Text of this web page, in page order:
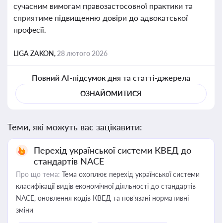
сучасним вимогам правозастосовної практики та
сприятиме підвищенню довіри до адвокатської
професії.
LIGA ZAKON, 28 лютого 2026
Повний AI-підсумок дня та статті-джерела
ОЗНАЙОМИТИСЯ
Теми, які можуть вас зацікавити:
Перехід української системи КВЕД до
стандартів NACE
Про що тема: Тема охоплює перехід української системи
класифікації видів економічної діяльності до стандартів
NACE, оновлення кодів КВЕД та пов'язані нормативні
зміни